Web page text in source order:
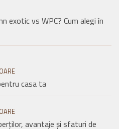
exotic vs WPC? Cum alegi în
casa ta
avantaje și sfaturi de